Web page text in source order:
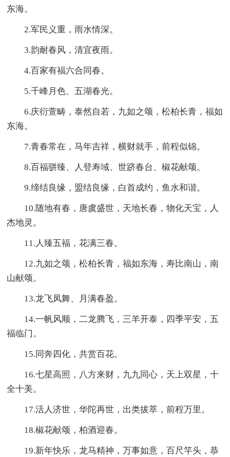
东海。
2.军民义重，雨水情深。
3.韵耐春风，清宜夜雨。
4.百家有福六合同春。
5.千峰月色、五湖春光。
6.庆衍萱畴，泰然自若，九如之颂，松柏长青，福如
东海。
7.青春常在，马年吉祥，横财就手，前程似锦。
8.百福骈臻、人登寿域、世跻春台、椒花献颂。
9.缔结良缘，盟结良缘，白首成约，鱼水和谐。
10.随地有春，唐虞盛世，天地长春，物化天宝，人
杰地灵。
11.人臻五福，花满三春。
12.九如之颂，松柏长青，福如东海，寿比南山，南
山献颂。
13.龙飞凤舞、月满春盈。
14.一帆风顺，二龙腾飞，三羊开泰，四季平安，五
福临门。
15.同奔四化，共赏百花。
16.七星高照，八方来财，九九同心，天上双星，十
全十美。
17.活人济世，华陀再世，出类拔萃，前程万里。
18.椒花献颂，柏酒迎春。
19.新年快乐，龙马精神，万事如意，百尺竿头，恭